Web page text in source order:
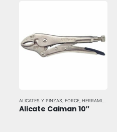
ALICATES Y PINZAS FORCE, HERRAMIENTAS MANUALES
Alicate Caiman 10″